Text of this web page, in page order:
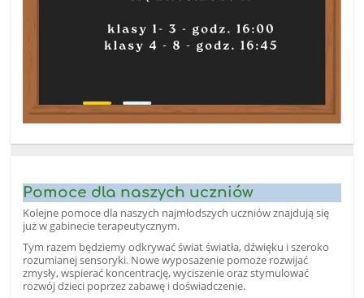
Pomoce dla naszych uczniów
Kolejne pomoce dla naszych najmłodszych uczniów znajdują się
już w gabinecie terapeutycznym.
Tym razem będziemy odkrywać świat światła, dźwięku i szeroko
rozumianej sensoryki. Nowe wyposażenie pomoże rozwijać
zmysły, wspierać koncentrację, wyciszenie oraz stymulować
rozwój dzieci poprzez zabawę i doświadczenie.